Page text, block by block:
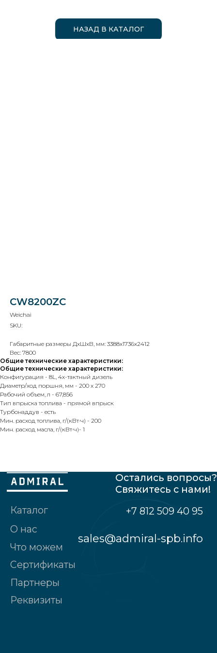
НАЗАД В КАТАЛОГ
CW8200ZC
Weichai
SKU:
Габаритные размеры ДхШхВ, мм: 3388х1736х2412
Вес: 7800
Общие технические характеристики:
Общие технические характеристики:
Конфигурация - 8L, 4х-тактный дизель
Диаметр/ход поршня, мм - 200 x 270
Рабочий объем, л - 67,856
Тип впрыска топлива - прямой впрыск
Турбонаддув - есть
Мин. расход топлива, г/(кВт·ч) - 200
Мин. расход масла, г/(кВт·ч)- 1
Каталог
О нас
Что можем
Реквизиты
Партнеры
Сертификаты
Остались вопросы?
Свяжитесь с нами!
Политика конфиденциальности
+7 812 509 40 95
sales@admiral-spb.info
Общество с ограниченной
Пряжки, д.№32, лит.А, 2-ой этаж, пом. № 2